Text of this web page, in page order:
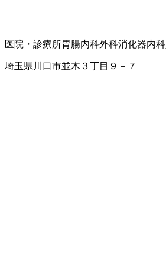
医院・診療所胃腸内科外科消化器内科
埼玉県川口市並木３丁目９－７